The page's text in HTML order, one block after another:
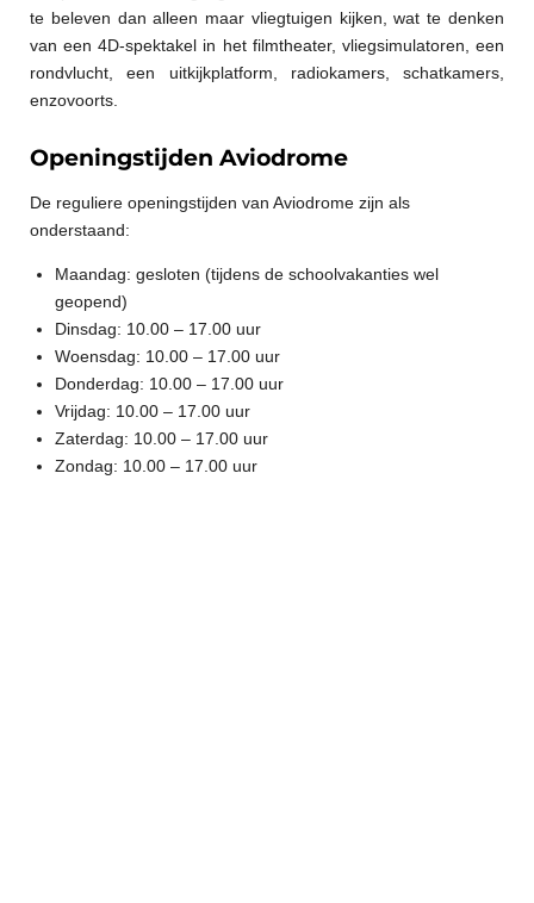
te beleven dan alleen maar vliegtuigen kijken, wat te denken
van een 4D-spektakel in het filmtheater, vliegsimulatoren, een
rondvlucht, een uitkijkplatform, radiokamers, schatkamers,
enzovoorts.
Openingstijden Aviodrome
De reguliere openingstijden van Aviodrome zijn als
onderstaand:
Maandag: gesloten (tijdens de schoolvakanties wel
geopend)
Dinsdag: 10.00 – 17.00 uur
Woensdag: 10.00 – 17.00 uur
Donderdag: 10.00 – 17.00 uur
Vrijdag: 10.00 – 17.00 uur
Zaterdag: 10.00 – 17.00 uur
Zondag: 10.00 – 17.00 uur